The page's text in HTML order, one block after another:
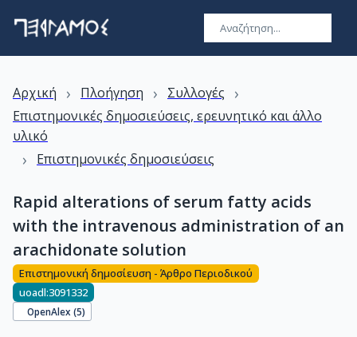
Αρχική › Πλοήγηση › Συλλογές ›
Επιστημονικές δημοσιεύσεις, ερευνητικό και άλλο
υλικό
› Επιστημονικές δημοσιεύσεις
Rapid alterations of serum fatty acids
with the intravenous administration of an
arachidonate solution
Επιστημονική δημοσίευση - Άρθρο Περιοδικού
uoadl:3091332
OpenAlex (5)